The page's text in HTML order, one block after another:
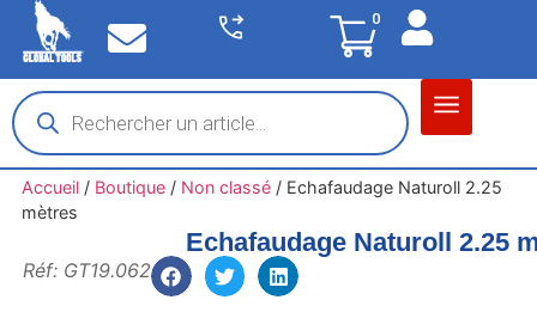
0
Accueil/ Boutique/ Non classé/ Echafaudage Naturoll 2.25
mètres
Echafaudage Naturoll 2.25
Réf: GT19.062